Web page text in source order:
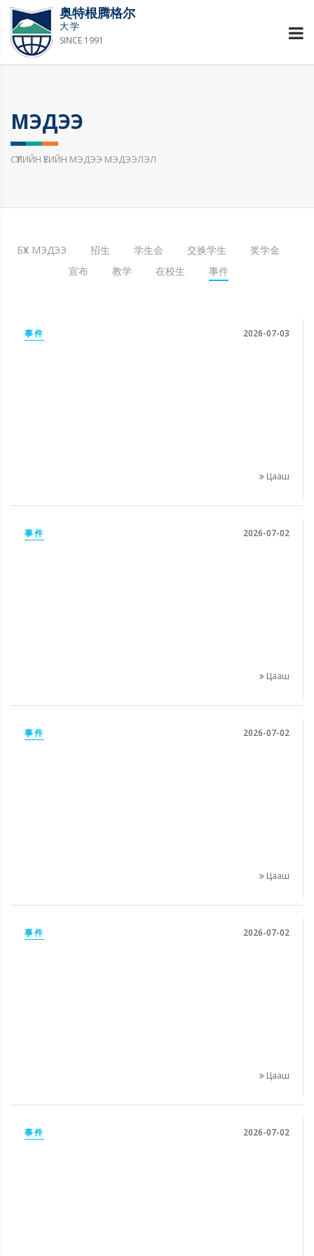
奥特根腾格尔
大学
SINCE 1991
МЭДЭЭ
СҮҮЛИЙН ҮЕИЙН МЭДЭЭ МЭДЭЭЛЭЛ
БҮХ МЭДЭЭ 招生 学生会 交换学生
奖学金
宣布
教学 在校生 事件
事件 2026-07-03
Цааш
事件 2026-07-02
Цааш
事件 2026-07-02
Цааш
事件 2026-07-02
Цааш
事件 2026-07-02